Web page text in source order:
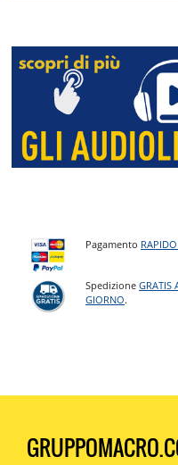
Pagamento
SpedizioneGRATIS
GIORNO.